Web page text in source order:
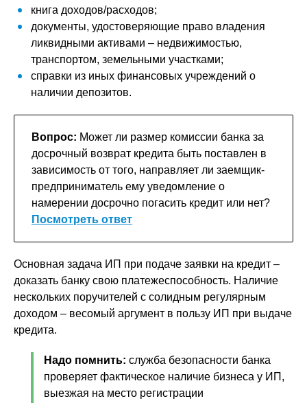
книга доходов/расходов;
документы, удостоверяющие право владения
ликвидными активами – недвижимостью,
транспортом, земельными участками;
справки из иных финансовых учреждений о
наличии депозитов.
Вопрос: Может ли размер комиссии банка за
досрочный возврат кредита быть поставлен в
зависимость от того, направляет ли заемщик-
предприниматель ему уведомление о
намерении досрочно погасить кредит или нет?
Посмотреть ответ
Основная задача ИП при подаче заявки на кредит –
доказать банку свою платежеспособность. Наличие
нескольких поручителей с солидным регулярным
доходом – весомый аргумент в пользу ИП при выдаче
кредита.
Надо помнить: служба безопасности банка
проверяет фактическое наличие бизнеса у ИП,
выезжая на место регистрации